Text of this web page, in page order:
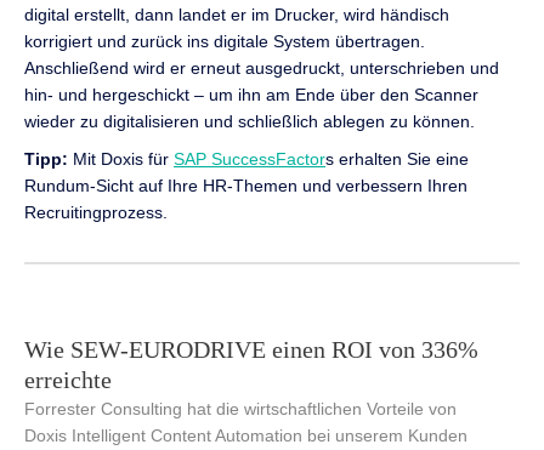
digital erstellt, dann landet er im Drucker, wird händisch
korrigiert und zurück ins digitale System übertragen.
Anschließend wird er erneut ausgedruckt, unterschrieben und
hin- und hergeschickt – um ihn am Ende über den Scanner
wieder zu digitalisieren und schließlich ablegen zu können.
Tipp: Mit Doxis für SAP SuccessFactors erhalten Sie eine
Rundum-Sicht auf Ihre HR-Themen und verbessern Ihren
Recruitingprozess.
Wie SEW-EURODRIVE einen ROI von 336%
erreichte
Forrester Consulting hat die wirtschaftlichen Vorteile von
Doxis Intelligent Content Automation bei unserem Kunden